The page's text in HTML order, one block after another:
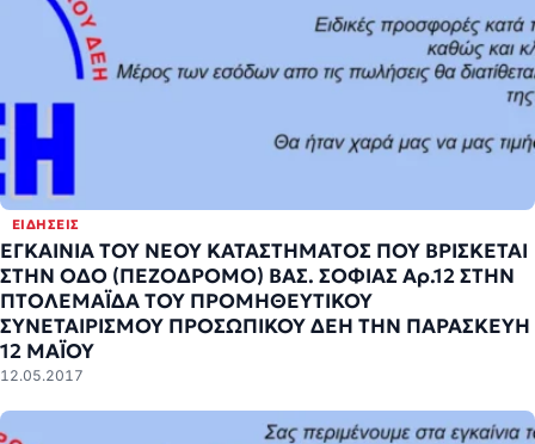
ΕΙΔΉΣΕΙΣ
ΕΓΚΑΙΝΙΑ ΤΟΥ ΝΕΟΥ ΚΑΤΑΣΤΗΜΑΤΟΣ ΠΟΥ ΒΡΙΣΚΕΤΑΙ
ΣΤΗΝ ΟΔΟ (ΠΕΖΟΔΡΟΜΟ) ΒΑΣ. ΣΟΦΙΑΣ Αρ.12 ΣΤΗΝ
ΠΤΟΛΕΜΑΪΔΑ ΤΟΥ ΠΡΟΜΗΘΕΥΤΙΚΟΥ
ΣΥΝΕΤΑΙΡΙΣΜΟΥ ΠΡΟΣΩΠΙΚΟΥ ΔΕΗ ΤΗΝ ΠΑΡΑΣΚΕΥΗ
12 ΜΑΪΟΥ
12.05.2017